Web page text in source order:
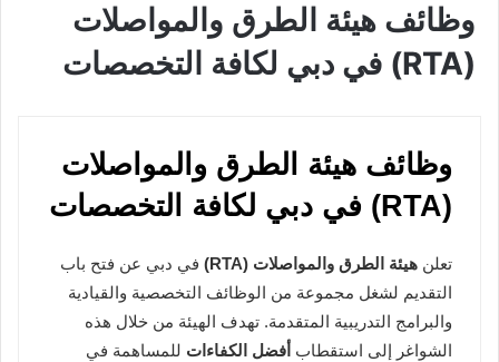
وظائف هيئة الطرق والمواصلات
(RTA) في دبي لكافة التخصصات
وظائف هيئة الطرق والمواصلات
(RTA) في دبي لكافة التخصصات
تعلن هيئة الطرق والمواصلات (RTA)
في دبي عن فتح باب
التقديم لشغل مجموعة من الوظائف التخصصية والقيادية
والبرامج التدريبية المتقدمة. تهدف الهيئة من خلال هذه
الشواغر إلى استقطاب أفضل الكفاءات للمساهمة في